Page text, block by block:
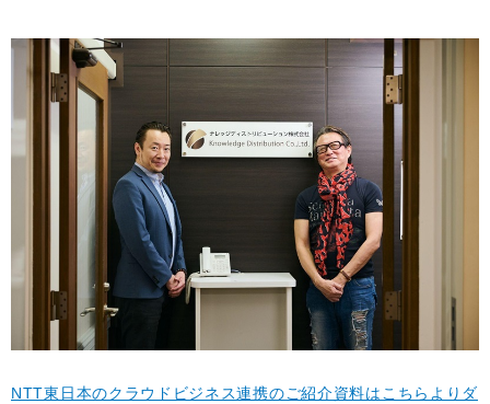
NTT東日本のクラウドビジネス連携のご紹介資料はこちらよりダ